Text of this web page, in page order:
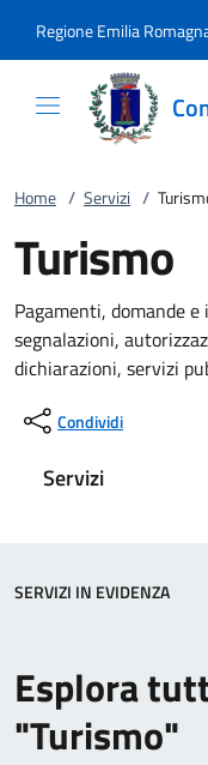
Regione Emilia
Home / Servizi /
Turismo
Pagamenti, domande
segnalazioni,
dichiarazioni, servizi
Condividi
Servizi
Esplora
"Turismo"
SERVIZI IN EVIDENZA